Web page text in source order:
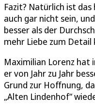
Fazit? Natürlich ist
auch gar nicht sein,
besser als der
mehr Liebe zum
Maximilian Lorenz hat
er von Jahr zu Jahr
Grund zur Hoffnung,
„Alten Lindenhof“